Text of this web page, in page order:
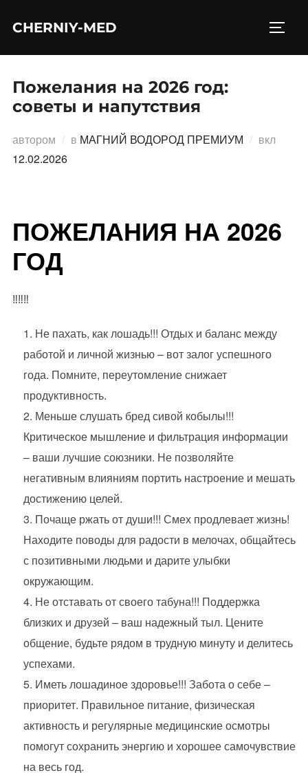
CHERNIY-MED
Пожелания на 2026 год:
советы и напутствия
автором в МАГНИЙ ВОДОРОД ПРЕМИУМ вкл
12.02.2026
ПОЖЕЛАНИЯ НА 2026
ГОД
‼️‼️‼️
Не пахать, как лошадь!!! Отдых и баланс между
работой и личной жизнью – вот залог успешного
года. Помните, переутомление снижает
продуктивность.
Меньше слушать бред сивой кобылы!!!
Критическое мышление и фильтрация информации
– ваши лучшие союзники. Не позволяйте
негативным влияниям портить настроение и мешать
достижению целей.
Почаще ржать от души!!! Смех продлевает жизнь!
Находите поводы для радости в мелочах, общайтесь
с позитивными людьми и дарите улыбки
окружающим.
Не отставать от своего табуна!!! Поддержка
близких и друзей – ваш надежный тыл. Цените
общение, будьте рядом в трудную минуту и делитесь
успехами.
Иметь лошадиное здоровье!!! Забота о себе –
приоритет. Правильное питание, физическая
активность и регулярные медицинские осмотры
помогут сохранить энергию и хорошее самочувствие
на весь год.